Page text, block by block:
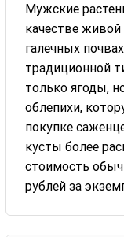
Мужские
качестве живой
галечных
традиционной
только ягоды,
облепихи,
покупке
кусты более
стоимость
рублей за